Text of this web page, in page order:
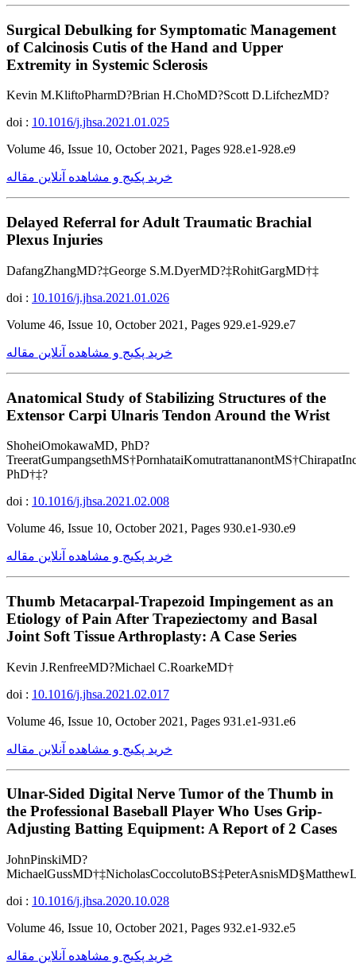
Surgical Debulking for Symptomatic Management
of Calcinosis Cutis of the Hand and Upper
Extremity in Systemic Sclerosis
Kevin M.KliftoPharmD?Brian H.ChoMD?Scott D.LifchezMD?
doi : 10.1016/j.jhsa.2021.01.025
Volume 46, Issue 10, October 2021, Pages 928.e1-928.e9
خرید پکیج و مشاهده آنلاین مقاله
Delayed Referral for Adult Traumatic Brachial
Plexus Injuries
DafangZhangMD?‡George S.M.DyerMD?‡RohitGargMD†‡
doi : 10.1016/j.jhsa.2021.01.026
Volume 46, Issue 10, October 2021, Pages 929.e1-929.e7
خرید پکیج و مشاهده آنلاین مقاله
Anatomical Study of Stabilizing Structures of the
Extensor Carpi Ulnaris Tendon Around the Wrist
ShoheiOmokawaMD, PhD?
PhD†‡?
doi : 10.1016/j.jhsa.2021.02.008
Volume 46, Issue 10, October 2021, Pages 930.e1-930.e9
خرید پکیج و مشاهده آنلاین مقاله
Thumb Metacarpal-Trapezoid Impingement as an
Etiology of Pain After Trapeziectomy and Basal
Joint Soft Tissue Arthroplasty: A Case Series
Kevin J.RenfreeMD?Michael C.RoarkeMD†
doi : 10.1016/j.jhsa.2021.02.017
Volume 46, Issue 10, October 2021, Pages 931.e1-931.e6
خرید پکیج و مشاهده آنلاین مقاله
Ulnar-Sided Digital Nerve Tumor of the Thumb in
the Professional Baseball Player Who Uses Grip-
Adjusting Batting Equipment: A Report of 2 Cases
JohnPinskiMD?
doi : 10.1016/j.jhsa.2020.10.028
Volume 46, Issue 10, October 2021, Pages 932.e1-932.e5
خرید پکیج و مشاهده آنلاین مقاله